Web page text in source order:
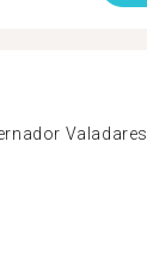
Valadares